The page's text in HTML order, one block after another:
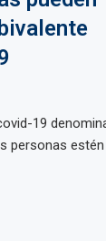
19
personas